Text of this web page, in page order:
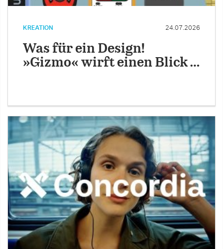
KREATION 24.07.2026
Was für ein Design!
»Gizmo« wirft einen Blick …